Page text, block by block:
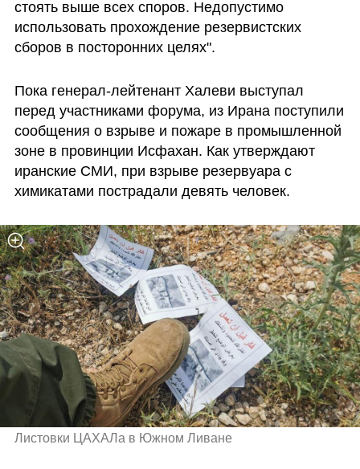
стоять выше всех споров. Недопустимо
использовать прохождение резервистских
сборов в посторонних целях".
Пока генерал-лейтенант Халеви выступал
перед участниками форума, из Ирана поступили
сообщения о взрыве и пожаре в промышленной
зоне в провинции Исфахан. Как утверждают
иранские СМИ, при взрыве резервуара с
химикатами пострадали девять человек.
Листовки ЦАХАЛа в Южном Ливане